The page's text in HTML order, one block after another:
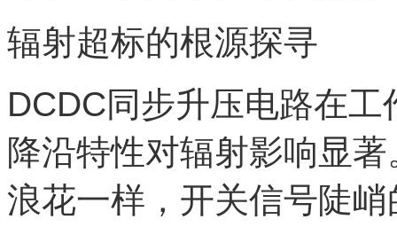
辐射超标的根源探寻
DCDC同步升压电路在
降沿特性对辐射影响显
浪花一样，开关信号陡